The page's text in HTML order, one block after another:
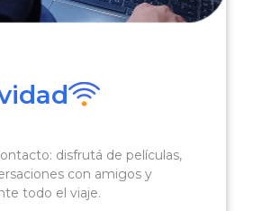
disfrutá de películas,
con amigos y
todo el viaje.